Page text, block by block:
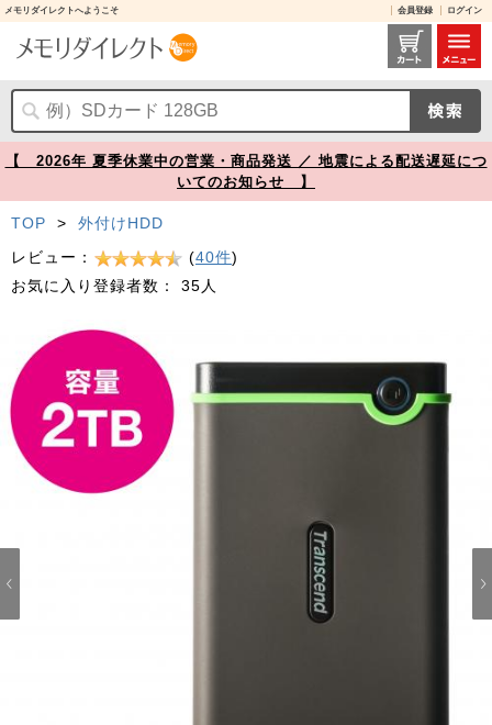
メモリダイレクトへようこそ 会員登録 ログイン
耐衝撃 ポータブルHDD 2TB USB3.1 アイロングレー Transcend StoreJet 25M3 外付けHDD【メモリダイレクト】
【 2026年 夏季休業中の営業・商品発送 ／ 地震による配送遅延につ
いてのお知らせ 】
TOP >
外付けHDD
レビュー：
(40件)
お気に入り登録者数：
35人